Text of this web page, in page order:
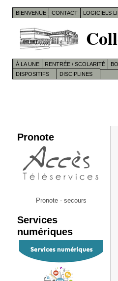
BIENVENUE CONTACT LOGICIELS
À LA UNE RENTRÉE / SCOLARITÉ
DISPOSITIFS
DISCIPLINES
Pronote
Pronote - secours
Services
numériques